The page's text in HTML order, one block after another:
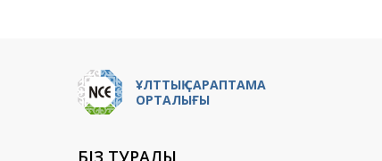
ҰЛТТЫҚ САРАПТАМА
ОРТАЛЫҒЫ
БІЗ ТУРАЛЫ